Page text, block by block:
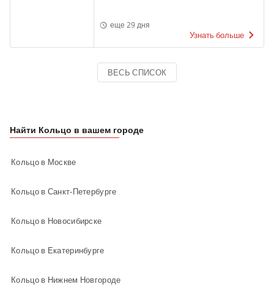
еще 29 дня
Узнать больше
ВЕСЬ СПИСОК
Найти Кольцо в вашем городе
Кольцо в Москве
Кольцо в Санкт-Петербурге
Кольцо в Новосибирске
Кольцо в Екатеринбурге
Кольцо в Нижнем Новгороде